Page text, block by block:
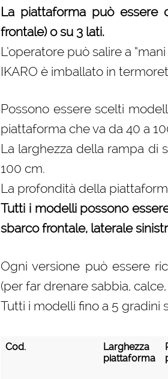
La piattaforma può
frontale) o su 3 lati.
L’operatore può salire a
IKARO è imballato in
Possono essere scelti
piattaforma che va da 40 a
La larghezza della rampa di
100 cm.
La profondità della
Tutti i modelli possono
sbarco frontale, laterale
Ogni versione può essere
(per far drenare sabbia,
Tutti i modelli fino a 5 gradini
Cod.
Larghezza
piattaforma